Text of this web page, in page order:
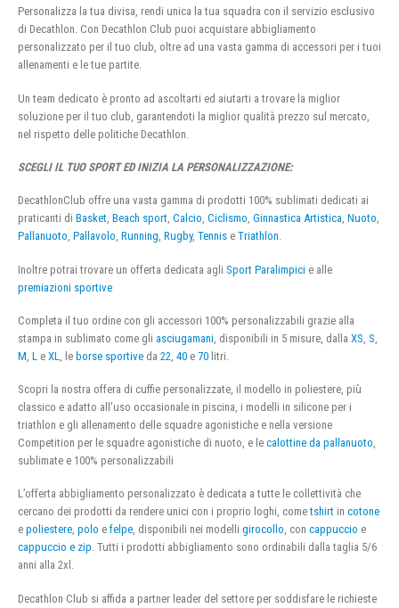
Personalizza la tua divisa, rendi unica la tua squadra con il servizio esclusivo
di Decathlon. Con Decathlon Club puoi acquistare abbigliamento
personalizzato per il tuo club, oltre ad una vasta gamma di accessori per i tuoi
allenamenti e le tue partite.
Un team dedicato è pronto ad ascoltarti ed aiutarti a trovare la miglior
soluzione per il tuo club, garantendoti la miglior qualità prezzo sul mercato,
nel rispetto delle politiche Decathlon.
SCEGLI IL TUO SPORT ED INIZIA LA PERSONALIZZAZIONE:
DecathlonClub offre una vasta gamma di prodotti 100% sublimati dedicati ai
praticanti di Basket, Beach sport, Calcio, Ciclismo, Ginnastica Artistica, Nuoto,
Pallanuoto, Pallavolo, Running, Rugby, Tennis e Triathlon.
Inoltre potrai trovare un offerta dedicata agli Sport Paralimpici e alle
premiazioni sportive
Completa il tuo ordine con gli accessori 100% personalizzabili grazie alla
stampa in sublimato come gli asciugamani , disponibili in 5 misure, dalla XS S
M L e XL , le borse sportive da 22 40 e 70 litri.
Scopri la nostra offera di cuffie personalizzate, il modello in poliestere, più
classico e adatto all’uso occasionale in piscina, i modelli in silicone per i
triathlon e gli allenamento delle squadre agonistiche e nella versione
Competition per le squadre agonistiche di nuoto, e le calottine da pallanuoto,
sublimate e 100% personalizzabili
L’offerta abbigliamento personalizzato è dedicata a tutte le collettività che
cercano dei prodotti da rendere unici con i proprio loghi, cometshirt in cotone
e poliestere, polo e felpe, disponibili nei modelli girocollo, con cappuccio e
cappuccio e zip. Tutti i prodotti abbigliamento sono ordinabili dalla taglia 5/6
anni alla 2xl.
Decathlon Club si affida a partner leader del settore per soddisfare le richieste